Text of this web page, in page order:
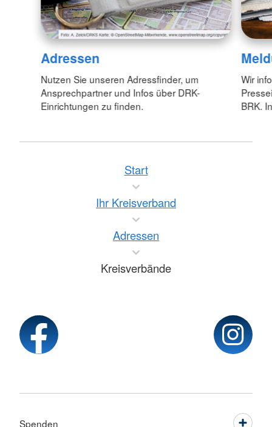
Adressen
Nutzen Sie unseren Adressfinder, um
Ansprechpartner und Infos über DRK-
Einrichtungen zu finden.
Wir
BRK.
Start
Ihr Kreisverband
Adressen
Kreisverbände
Spenden